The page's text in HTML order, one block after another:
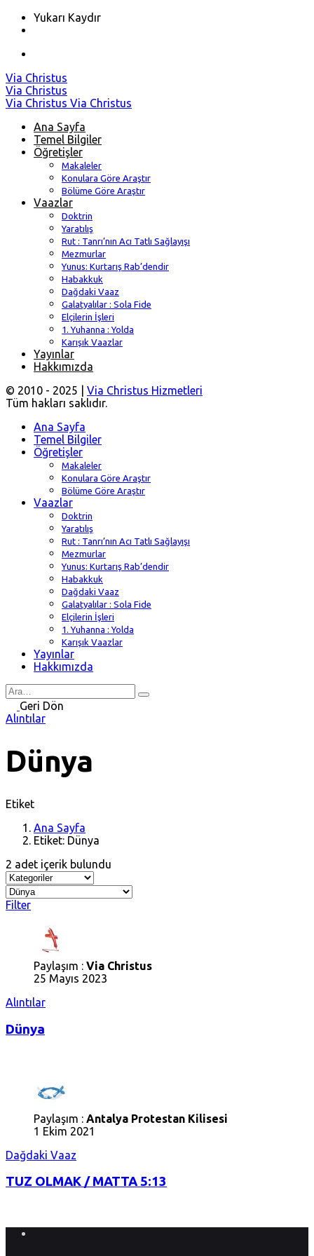
Yukarı Kaydır
Skip
to
content
Via Christus
Via Christus
Via Christus Via Christus
Ana Sayfa
Temel Bilgiler
Öğretişler
Makaleler
Konulara Göre Araştır
Bölüme Göre Araştır
Vaazlar
Doktrin
Yaratılış
Rut : Tanrı’nın Acı Tatlı Sağlayışı
Mezmurlar
Yunus: Kurtarış Rab’dendir
Habakkuk
Dağdaki Vaaz
Galatyalılar : Sola Fide
Elçilerin İşleri
1. Yuhanna : Yolda
Karışık Vaazlar
Yayınlar
Hakkımızda
© 2010 - 2025 | Via Christus Hizmetleri
Tüm hakları saklıdır.
Ana Sayfa
Temel Bilgiler
Öğretişler
Makaleler
Konulara Göre Araştır
Bölüme Göre Araştır
Vaazlar
Doktrin
Yaratılış
Rut : Tanrı’nın Acı Tatlı Sağlayışı
Mezmurlar
Yunus: Kurtarış Rab’dendir
Habakkuk
Dağdaki Vaaz
Galatyalılar : Sola Fide
Elçilerin İşleri
1. Yuhanna : Yolda
Karışık Vaazlar
Yayınlar
Hakkımızda
Search
forGeri Dön
Alıntılar
Dünya
Etiket
Ana Sayfa
Etiket: Dünya
2 adet içerik bulundu
Filter
Paylaşım : Via Christus
25 Mayıs 2023
Alıntılar
Dünya
Paylaşım : Antalya Protestan Kilisesi
1 Ekim 2021
Dağdaki Vaaz
TUZ OLMAK / MATTA 5:13